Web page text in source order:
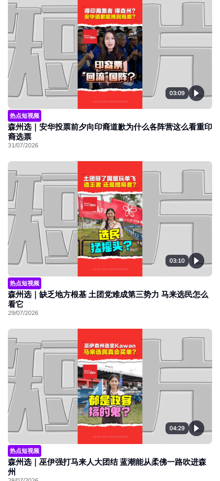
03:09
热点短视频
森州选｜安华投票前夕向印裔道歉为什么各阵营这么看重印
裔选票
31/07/2026
03:10
热点短视频
森州选｜缺乏地方根基 土团党难成第三势力 马来选民怎么
看它
29/07/2026
04:29
热点短视频
森州选｜巫伊强打马来人大团结 蓝潮能从柔佛一路吹进森
州